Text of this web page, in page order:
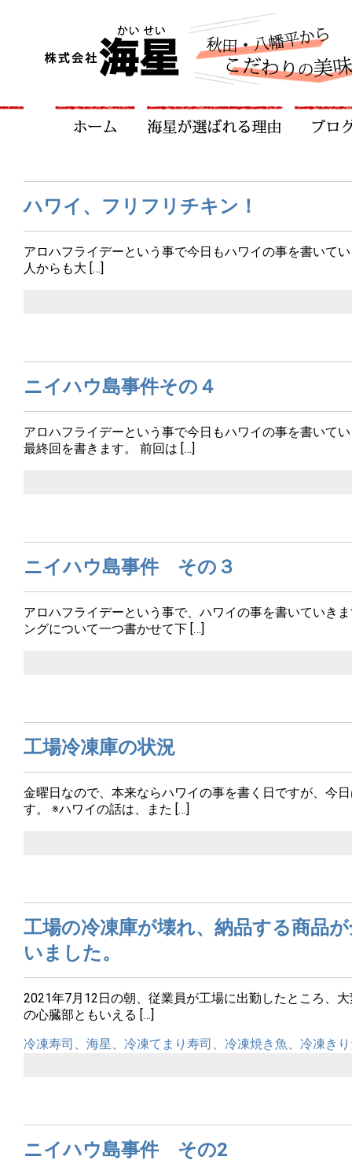
ハワイ、フリフリチキン！
アロハフライデーという事で今日もハワイの事を書いて
人からも大 […]
ニイハウ島事件その４
アロハフライデーという事で今日もハワイの事を書いて
最終回を書きます。 前回は […]
ニイハウ島事件 その３
アロハフライデーという事で、ハワイの事を書いていき
ングについて一つ書かせて下 […]
工場冷凍庫の状況
金曜日なので、本来ならハワイの事を書く日ですが、今
す。 ※ハワイの話は、また […]
工場の冷凍庫が壊れ、納品する商品
いました。
2021年7月12日の朝、従業員が工場に出勤したところ、
の心臓部ともいえる […]
冷凍寿司、海星、冷凍てまり寿司、冷凍焼き魚、冷凍き
ニイハウ島事件 その2